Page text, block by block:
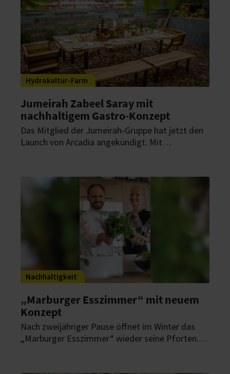
Hydrokultur-Farm
Jumeirah Zabeel Saray mit
nachhaltigem Gastro-Konzept
Das Mitglied der Jumeirah-Gruppe hat jetzt den
Launch von Arcadia angekündigt. Mit
anderem Gästen eine verantwortungsvolle
Beschaffung von Lebensmitteln näherbringen.
Nachhaltigkeit
„Marburger Esszimmer“ mit neuem
Konzept
Nach zweijähriger Pause öffnet im Winter das
„Marburger Esszimmer“ wieder seine Pforten.